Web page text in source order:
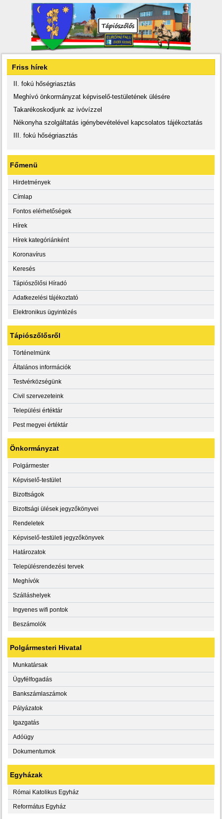
Friss hírek
II. fokú hőségriasztás
Meghívó önkormányzat képviselő-testületének ülésére
Takarékoskodjunk az ivóvízzel
Nékonyha szolgáltatás igénybevételével kapcsolatos tájékoztatás
III. fokú hőségriasztás
Főmenü
Hirdetmények
Címlap
Fontos elérhetőségek
Hírek
Hírek kategóriánként
Koronavírus
Keresés
Tápiószőlősi Híradó
Adatkezelési tájékoztató
Elektronikus ügyintézés
Tápiószőlősről
Történelmünk
Általános információk
Testvérközségünk
Civil szervezeteink
Települési értéktár
Pest megyei értéktár
Önkormányzat
Polgármester
Képviselő-testület
Bizottságok
Bizottsági ülések jegyzőkönyvei
Rendeletek
Képviselő-testületi jegyzőkönyvek
Határozatok
Településrendezési tervek
Meghívók
Szálláshelyek
Ingyenes wifi pontok
Beszámolók
Polgármesteri Hivatal
Munkatársak
Ügyfélfogadás
Bankszámlaszámok
Pályázatok
Igazgatás
Adóügy
Dokumentumok
Egyházak
Római Katolikus Egyház
Református Egyház